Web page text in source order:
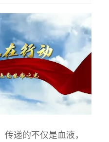
递的不仅是血液，